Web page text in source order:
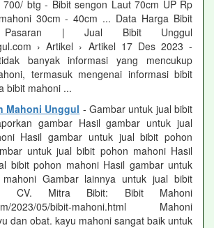
btg - Bibit sengon Laut 70cm UP Rp
30cm - 40cm ... Data Harga Bibit
| Jual Bibit Unggul
› Artikel › Artikel 17 Des 2023 -
banyak informasi yang mencukup
termasuk mengenai informasi bibit
bibit mahoni ...
Mahoni Unggul - Gambar untuk jual bibit
gambar Hasil gambar untuk jual
Hasil gambar untuk jual bibit pohon
untuk jual bibit pohon mahoni Hasil
bibit pohon mahoni Hasil gambar untuk
Gambar lainnya untuk jual bibit
CV. Mitra Bibit: Bibit Mahoni
2023/05/bibit-mahoni.html Mahoni
dan obat. kayu mahoni sangat baik untuk